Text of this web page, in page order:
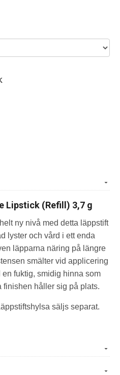
Lipstick (Refill) 3,7 g
ny nivå med detta läppstift
lyster och vård i ett enda
läpparna näring på längre
smälter vid applicering
fuktig, smidig hinna som
finishen håller sig på plats.
säljs separat.